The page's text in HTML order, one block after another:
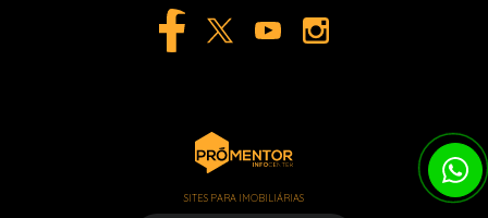
SITES PARA IMOBILIÁRIAS